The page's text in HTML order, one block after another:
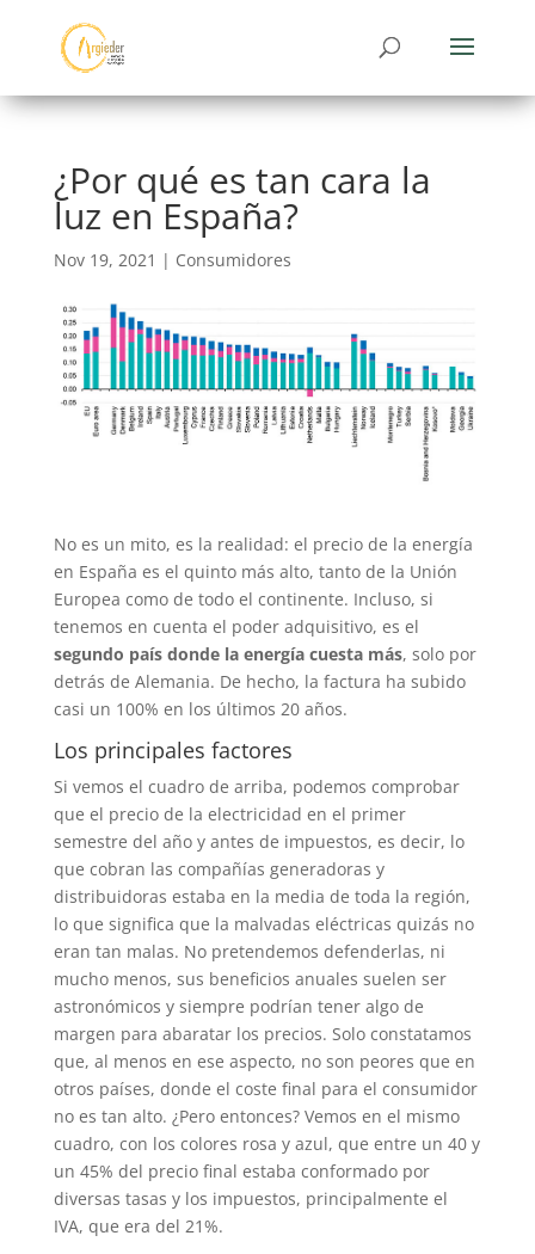
¿Por qué es tan cara la
luz en España?
Nov 19, 2021 | Consumidores
No es un mito, es la realidad: el precio de la energía
en España es el quinto más alto, tanto de la Unión
Europea como de todo el continente. Incluso, si
tenemos en cuenta el poder adquisitivo, es el
segundo país donde la energía cuesta más, solo por
detrás de Alemania. De hecho, la factura ha subido
casi un 100% en los últimos 20 años.
Los principales factores
Si vemos el cuadro de arriba, podemos comprobar
que el precio de la electricidad en el primer
semestre del año y antes de impuestos, es decir, lo
que cobran las compañías generadoras y
distribuidoras estaba en la media de toda la región,
lo que significa que la malvadas eléctricas quizás no
eran tan malas. No pretendemos defenderlas, ni
mucho menos, sus beneficios anuales suelen ser
astronómicos y siempre podrían tener algo de
margen para abaratar los precios. Solo constatamos
que, al menos en ese aspecto, no son peores que en
otros países, donde el coste final para el consumidor
no es tan alto. ¿Pero entonces? Vemos en el mismo
cuadro, con los colores rosa y azul, que entre un 40 y
un 45% del precio final estaba conformado por
diversas tasas y los impuestos, principalmente el
IVA, que era del 21%.